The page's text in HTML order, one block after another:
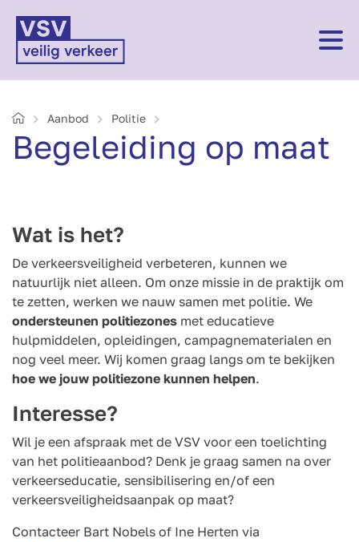
HomeAanbod Politie
Begeleiding op maat
Wat is het?
De verkeersveiligheid verbeteren, kunnen we
natuurlijk niet alleen. Om onze missie in de praktijk om
te zetten, werken we nauw samen met politie. We
ondersteunen politiezones met educatieve
hulpmiddelen, opleidingen, campagnematerialen en
nog veel meer. Wij komen graag langs om te bekijken
hoe we jouw politiezone kunnen helpen.
Interesse?
Wil je een afspraak met de VSV voor een toelichting
van het politieaanbod? Denk je graag samen na over
verkeerseducatie, sensibilisering en/of een
verkeersveiligheidsaanpak op maat?
Contacteer Bart Nobels of Ine Herten via